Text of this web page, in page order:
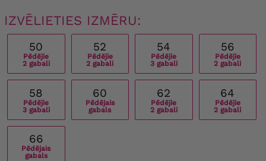
IZVĒLIETIES IZMĒRU:
50
Pēdējie
2 gabali
52
Pēdējie
2 gabali
54
Pēdējie
3 gabali
56
Pēdējie
2 gabali
58
Pēdējie
3 gabali
60
Pēdējais
gabals
62
Pēdējie
2 gabali
64
Pēdējie
2 gabali
66
Pēdējais
gabals